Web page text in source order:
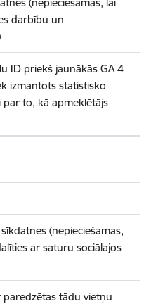
darbību un
ID priekš jaunākās GA 4
izmantots statistisko
to, kā apmeklētājs
(nepieciešamas,
ar saturu sociālajos
paredzētas tādu vietņu